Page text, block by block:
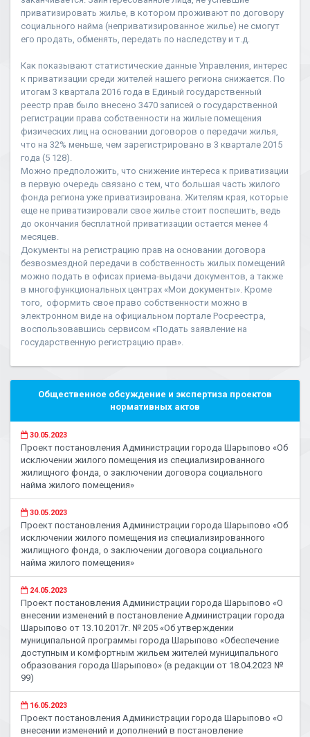
приватизировать жилье, в котором проживают по договору
социального найма (неприватизированное жилье) не смогут
его продать, обменять, передать по наследству и т.д.
Как показывают статистические данные Управления, интерес
к приватизации среди жителей нашего региона снижается. По
итогам 3 квартала 2016 года в Единый государственный
реестр прав было внесено 3470 записей о государственной
регистрации права собственности на жилые помещения
физических лиц на основании договоров о передачи жилья,
что на 32% меньше, чем зарегистрировано в 3 квартале 2015
года (5 128).
Можно предположить, что снижение интереса к приватизации
в первую очередь связано с тем, что большая часть жилого
фонда региона уже приватизирована. Жителям края, которые
еще не приватизировали свое жилье стоит поспешить, ведь
до окончания бесплатной приватизации остается менее 4
месяцев.
Документы на регистрацию прав на основании договора
безвозмездной передачи в собственность жилых помещений
можно подать в офисах приема-выдачи документов, а также
в многофункциональных центрах «Мои документы». Кроме
того, оформить свое право собственности можно в
электронном виде на официальном портале Росреестра,
воспользовавшись сервисом «Подать заявление на
государственную регистрацию прав».
Общественное обсуждение и экспертиза проектов
нормативных актов
30.05.2023
Проект постановления Администрации города Шарыпово «Об
исключении жилого помещения из специализированного
жилищного фонда, о заключении договора социального
найма жилого помещения»
30.05.2023
Проект постановления Администрации города Шарыпово «Об
исключении жилого помещения из специализированного
жилищного фонда, о заключении договора социального
найма жилого помещения»
24.05.2023
Проект постановления Администрации города Шарыпово «О
внесении изменений в постановление Администрации города
Шарыпово от 13.10.2017г. № 205 «Об утверждении
муниципальной программы города Шарыпово «Обеспечение
доступным и комфортным жильем жителей муниципального
образования города Шарыпово» (в редакции от 18.04.2023 №
99)
16.05.2023
Проект постановления Администрации города Шарыпово «О
внесении изменений и дополнений в постановление